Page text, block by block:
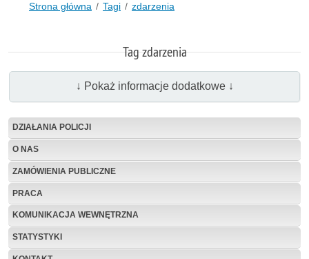
Strona główna Tagi zdarzenia
Tag zdarzenia
↓ Pokaż informacje dodatkowe ↓
DZIAŁANIA POLICJI
O NAS
ZAMÓWIENIA PUBLICZNE
PRACA
KOMUNIKACJA WEWNĘTRZNA
STATYSTYKI